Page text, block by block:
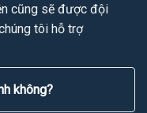
cũng sẽ được đội
tôi hỗ trợ
không?